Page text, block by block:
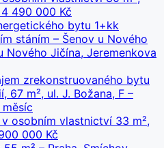
490 000 Kč
bytu 1+kk
stáním – Šenov u Nového
Nového Jičína, Jeremenkova
zrekonstruovaného bytu
67 m², ul. J. Božana, F –
osobním vlastnictví 33 m²,
000 Kč